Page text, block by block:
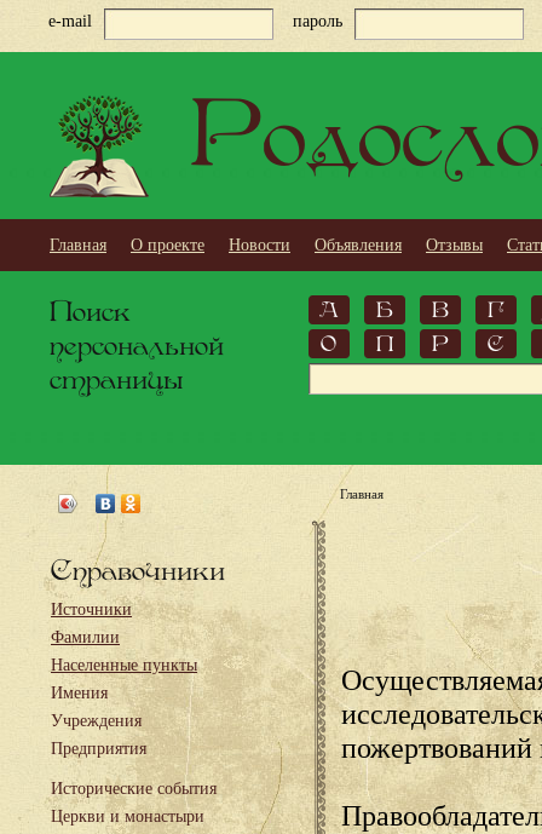
e-mail пароль
Главная О проекте Новости Объявления Отзывы
Поиск
персональной
страницы
А Б В
Г
О
П Р С
Справочники
Источники
Фамилии
Населенные пункты
Имения
Учреждения
Предприятия
Исторические события
Церкви и монастыри
Главная
пожертвований